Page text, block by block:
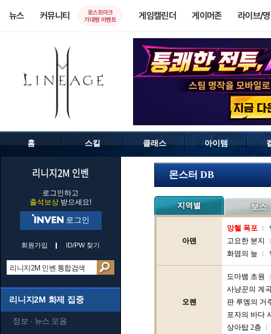
뉴스 커뮤니티
로스트아크
기대평 이벤트
게임캘린더 게이머존 라이브/
홈 스킬 클래스 아이템
리니지2M 인벤
로그인하고
출석보상 받으세요!
로그인
회원가입 ID/PW 찾기
리니지2M 화제 집중
정보 · 뉴스 모음
몬스터 DB
지역별 보스
아덴
앙헬 폭포
고요한 분지
화염의 늪
오렌
도마뱀 초원
사냥꾼의 계
판 루엠의 거
포자의 바다
상아탑 2층